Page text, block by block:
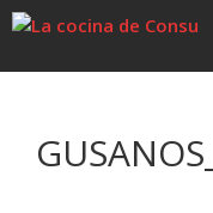
Saltar
Saltar